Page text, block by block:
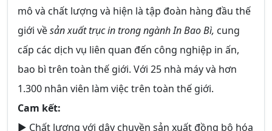
mô và chất lượng và hiện là tập đoàn hàng đầu thế
giới vềsản xuất trục in trong ngành In Bao Bì, cung
cấp các dịch vụ liên quan đến công nghiệp in ấn,
bao bì trên toàn thế giới. Với 25 nhà máy và hơn
1.300 nhân viên làm việc trên toàn thế giới.
Cam kết:
► Chất lượng với dây chuyền sản xuất đồng bộ hóa